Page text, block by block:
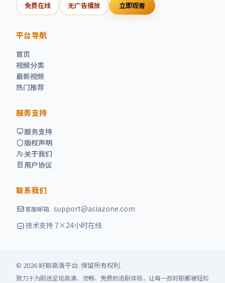
免费在线 无广告播放 立即观看
平台导航
首页
视频分类
最新视频
热门推荐
服务支持
服务支持
版权声明
关于我们
用户协议
联系我们
客服邮箱 support@asiazone.com
技术支持 7×24小时在线
© 2026好剧高清平台. 保留所有权利.
致力于为剧迷呈现高清、流畅、免费的追剧体验，让每一部好剧都被轻松